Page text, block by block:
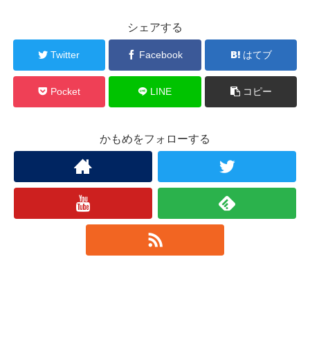
シェアする
Twitter Facebook はてブ
Pocket LINE コピー
かもめをフォローする